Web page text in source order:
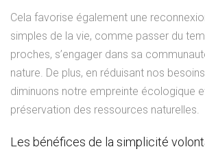
Cela favorise également une
simples de la vie, comme passer du
proches, s’engager dans sa
nature. De plus, en réduisant nos
diminuons notre empreinte écologique
préservation des ressources naturelles.
Les bénéfices de la simplicité